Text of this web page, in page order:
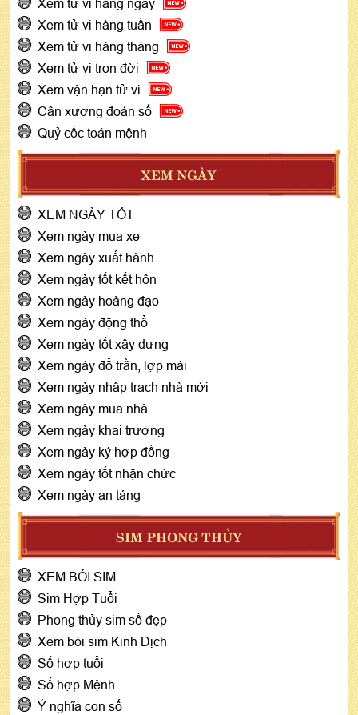
Xem tử vi hàng ngày
Xem tử vi hàng tuần
Xem tử vi hàng tháng
Xem tử vi trọn đời
Xem vận hạn tử vi
Cân xương đoán số
Quỷ cốc toán mệnh
XEM NGÀY
XEM NGÀY TỐT
Xem ngày mua xe
Xem ngày xuất hành
Xem ngày tốt kết hôn
Xem ngày hoàng đạo
Xem ngày động thổ
Xem ngày tốt xây dựng
Xem ngày đổ trần, lợp mái
Xem ngày nhập trạch nhà mới
Xem ngày mua nhà
Xem ngày khai trương
Xem ngày ký hợp đồng
Xem ngày tốt nhận chức
Xem ngày an táng
SIM PHONG THỦY
XEM BÓI SIM
Sim Hợp Tuổi
Phong thủy sim số đẹp
Xem bói sim Kinh Dịch
Số hợp tuổi
Số hợp Mệnh
Ý nghĩa con số